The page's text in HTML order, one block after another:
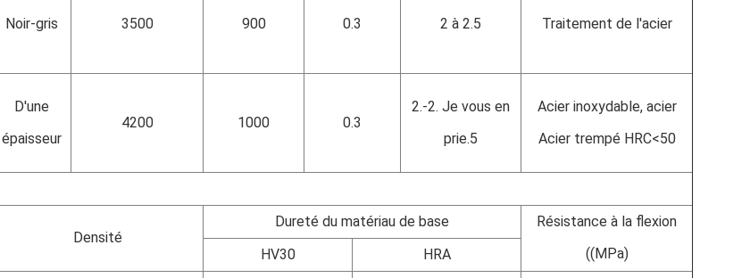
Noir-gris
3500 900 0.3 2 à 2.5 Traitement de l'acier
D'une
épaisseur
4200 1000 0.3
2.-2. Je vous en
prie.5
Acier inoxydable, acier
Acier trempé HRC<50
Densité
Dureté du matériau de base
Résistance à la flexion
((MPa)
HV30
HRA